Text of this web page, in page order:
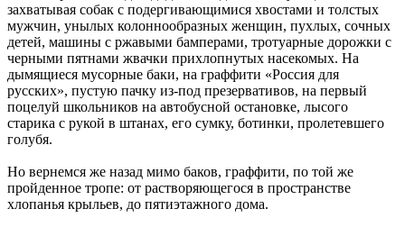
захватывая собак с подергивающимися хвостами и толстых
мужчин, унылых колоннообразных женщин, пухлых, сочных
детей, машины с ржавыми бамперами, тротуарные дорожки с
черными пятнами жвачки прихлопнутых насекомых. На
дымящиеся мусорные баки, на граффити «Россия для
русских», пустую пачку из-под презервативов, на первый
поцелуй школьников на автобусной остановке, лысого
старика с рукой в штанах, его сумку, ботинки, пролетевшего
голубя.
Но вернемся же назад мимо баков, граффити, по той же
пройденное тропе: от растворяющегося в пространстве
хлопанья крыльев, до пятиэтажного дома.